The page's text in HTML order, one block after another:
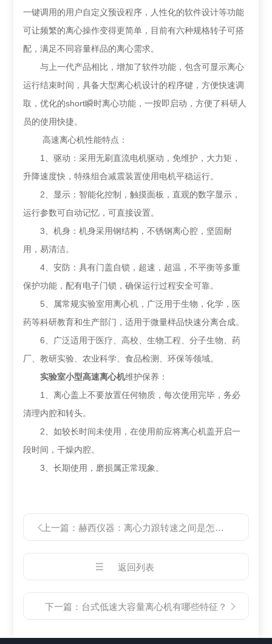
一键调用的用户自定义预设程序，人性化的软件设计等功能
可让频繁的离心操作变得更简单，目前有六种规格转子可搭
配，满足不同容量样品的离心需求。
与上一代产品相比，增加了软件功能，包含可显示离心
运行结束时间，具备大型离心机设计的程序键，方便快速调
取，优化的short瞬时离心功能，一按即启动，方便了科研人
员的使用快捷。
高速离心机性能特点：
1、驱动：采用无刷直流电机驱动，免维护，大力矩，
升降速度快，特殊组合减震装置使用电机平稳运行。
2、显示：智能化控制，触摸面板，直观的数字显示，
运行参数可自动记忆，可直接设置。
3、机身：机身采用钢结构，不锈钢离心腔，坚固耐
用，易清洁。
4、安防：具有门盖自锁，超速，超温，不平衡等多重
保护功能，配有电子门锁，确保运行过程安全可靠。
5、属常规实验室用离心机，广泛用于生物，化学，医
药等科研教育和生产部门，适用于微量样品快速分离合成。
6、广泛适用于医疗、高校、生物工程、分子生物、药
厂、教研实验、农业科学、食品检测、环保等领域。
实验室小型高速离心机维护保养：
1、离心盖上不要放置任何物质，每次使用完毕，务必
清理内腔和转头。
2、如较长时间未使用，在使用前应将离心机盖开启一
段时间，干燥内腔。
3、长期使用，磨损属正常现象。
上一篇：赫西仪器：离心力跟转速之间是怎么换算的
返回列表
下一篇： 台式低速大容量离心机有哪些特征？